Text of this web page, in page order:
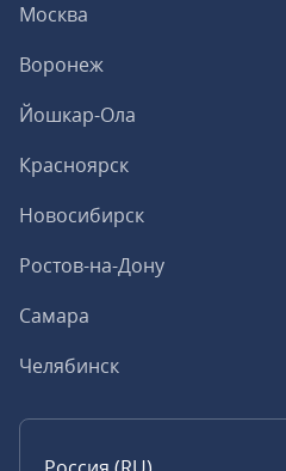
Москва
Воронеж
Йошкар-Ола
Красноярск
Новосибирск
Ростов-на-Дону
Самара
Челябинск